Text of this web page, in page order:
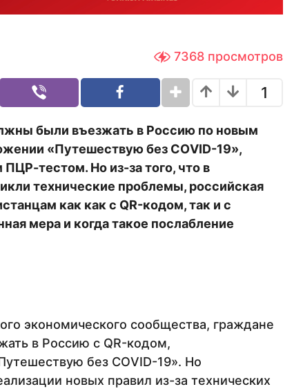
7368 просмотров
1
были въезжать в Россию по новым
«Путешествую без CОVID-19»,
тестом. Но из-за того, что в
технические проблемы, российская
как как с QR-кодом, так и с
мера и когда такое послабление
экономического сообщества, граждане
в Россию с QR-кодом,
без CОVID-19». Но
новых правил из-за технических